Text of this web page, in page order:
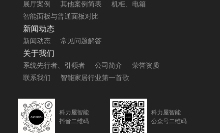
展厅案例
其他案例简表
机柜、电箱
智能面板与普通面板对比
新闻动态
新闻动态 常见问题解答
关于我们
系统先行者、引领者 公司简介
荣誉资质
联系我们
智能家居行业第一首歌
科力屋智能
抖音二维码
科力屋智能
公众号二维码